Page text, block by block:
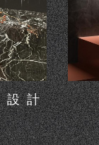
設計